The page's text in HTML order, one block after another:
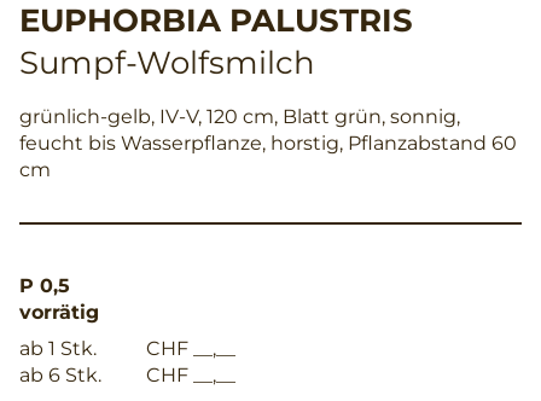
EUPHORBIA PALUSTRIS
Sumpf-Wolfsmilch
grünlich-gelb, IV-V, 120 cm, Blatt grün, sonnig,
feucht bis Wasserpflanze, horstig, Pflanzabstand 60
cm
P 0,5
vorrätig
ab 1 Stk.
CHF __,__
ab 6 Stk.
CHF __,__